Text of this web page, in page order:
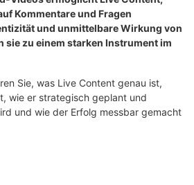
Kommentare und Fragen
und unmittelbare Wirkung von
sie zu einem starken Instrument im
Sie, was Live Content genau ist,
wie er strategisch geplant und
und wie der Erfolg messbar gemacht